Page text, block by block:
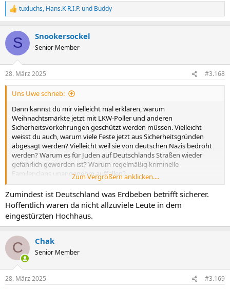
R
e
k
i
n
e
n
tuxluchs, Hans.K R.I.P. und Buddy
S Snookersockel
Senior Member
28. März 2025 #3.168
Uns Uwe schrieb:
Dann kannst du mir vielleicht mal erklären, warum
Weihnachtsmärkte jetzt mit LKW-Poller und anderen
Sicherheitsvorkehrungen geschützt werden müssen. Vielleicht
weisst du auch, warum viele Feste jetzt aus Sicherheitsgründen
abgesagt werden? Vielleicht weil sie von deutschen Nazis bedroht
werden? Warum es für Juden auf Deutschlands Straßen wieder
gefährlich geworden ist? Warum regelmäßig kriminelle
Familenclans unangenehm auffallen?
Warum in unseren Städten jetzt täglich Menschen an und
abgestochen werden? Warum es täglich Gruppenvergewaltigungen
gibt? Warum es regelmäßig Massenschlägereien gibt? Das wohl
alles nichts mit der veränderten Sicherheitslage zu tun. Der Dieter
war in den letzten 10 Jahren oft in Deutschland und hat das alles
nicht mitbekommen und wenn doch, dann ist das für den Dieter
alles nicht so schlimm. Mach dir mal nen schönen Tag und gönn dir
mal eine gegrillte Hühnerkralle und eine Kiste Chang.
Zum Vergrößern anklicken....
Zumindest ist Deutschland was Erdbeben betrifft sicherer.
Hoffentlich waren da nicht allzuviele Leute in dem
eingestürzten Hochhaus.
C Chak
Senior Member
28. März 2025 #3.169